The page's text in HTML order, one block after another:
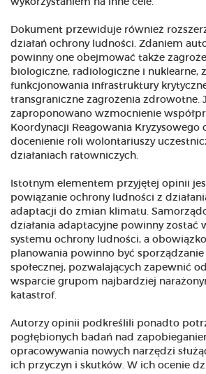
wykorzystaniem na inne cele.
Dokument przewiduje również
działań ochrony ludności. Zdaniem
powinny one obejmować także
biologiczne, radiologiczne i nuklearne,
funkcjonowania infrastruktury
transgraniczne zagrożenia zdrowotne.
zaproponowano wzmocnienie
Koordynacji Reagowania Kryzysowego
docenienie roli wolontariuszy
działaniach ratowniczych.
Istotnym elementem przyjętej opinii
powiązanie ochrony ludności z
adaptacji do zmian klimatu.
działania adaptacyjne powinny zostać
systemu ochrony ludności, a
planowania powinno być
społecznej, pozwalających zapewnić
wsparcie grupom najbardziej
katastrof.
Autorzy opinii podkreślili ponadto
pogłębionych badań nad
opracowywania nowych narzędzi
ich przyczyn i skutków. W ich ocenie